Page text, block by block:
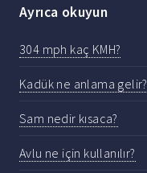
Ayrıca okuyun
304 mph kaç KMH?
Kadük ne anlama gelir?
Sam nedir kısaca?
Avlu ne için kullanılır?